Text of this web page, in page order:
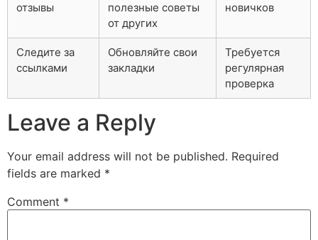
отзывы
полезные советы
от других
новичков
Следите за
ссылками
Обновляйте свои
закладки
Требуется
регулярная
проверка
Leave a Reply
Your email address will not be published. Required
fields are marked *
Comment *